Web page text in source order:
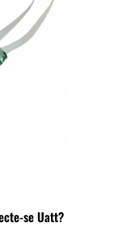
se Uatt?